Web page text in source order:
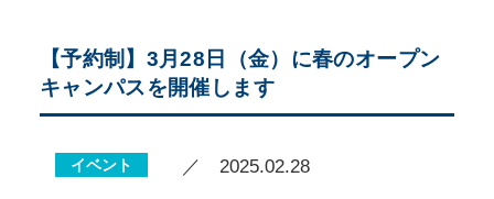
【予約制】3月28日（金）に春のオープン
キャンパスを開催します
イベント ／ 2025.02.28